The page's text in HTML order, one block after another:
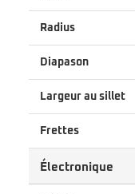
Radius
Diapason
Largeur au sillet
Frettes
Électronique